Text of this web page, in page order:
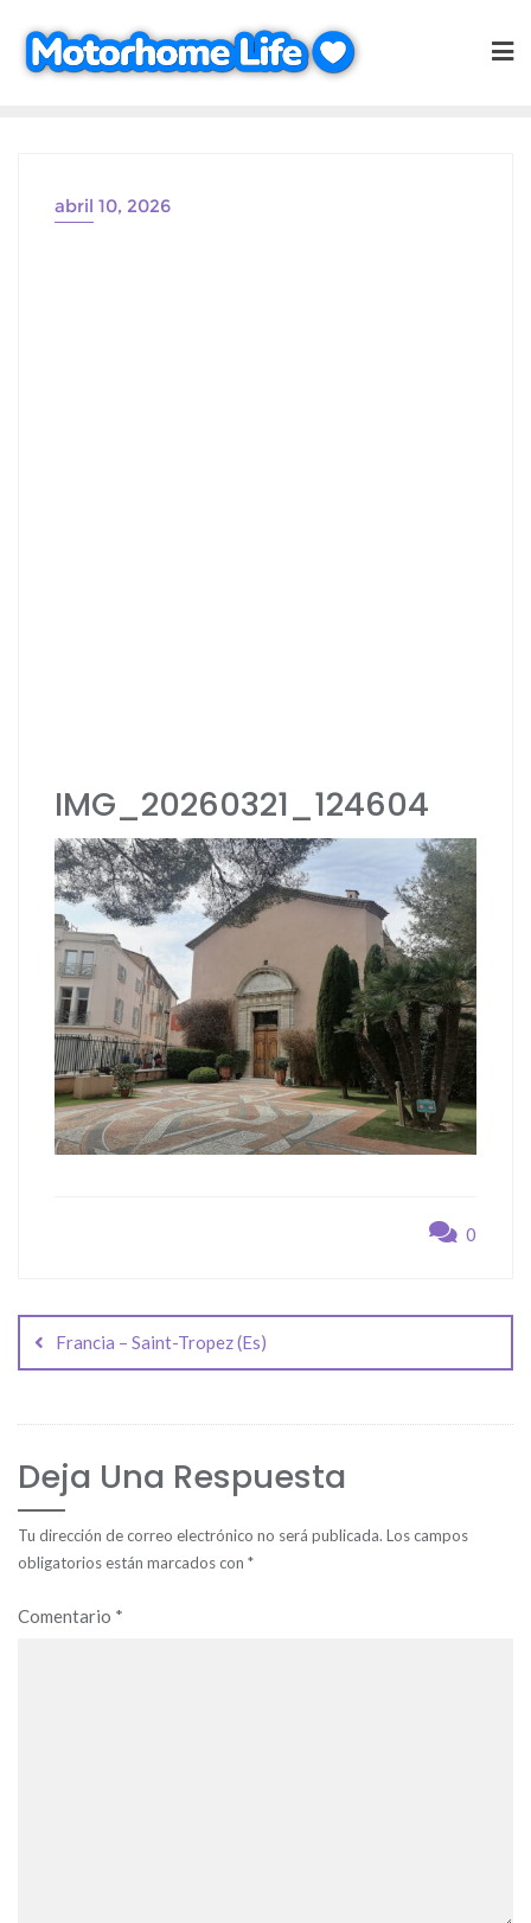
contenido
abril 10, 2026
IMG_20260321_124604
0
de
entradas
Francia – Saint-Tropez (Es)
Deja Una Respuesta
Tu dirección de correo electrónico no será publicada. Los campos
obligatorios están marcados con *
Comentario *